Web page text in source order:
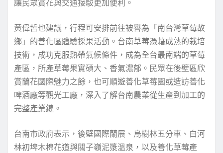
讓民眾賞花與交通接駁更加便利。
黃偉哲也建議，行程可安排前往被譽為「南台灣草莓故
鄉」的善化區體驗採果活動。台南草莓憑藉成熟的栽培
技術，成功克服熱帶氣候條件，成為全台最南端的草莓
產區，所產草莓果實碩大、香氣濃郁。民眾在後壁區欣
賞蘭花國際魅力之餘，也可順遊善化草莓園或造訪善化
啤酒廠等觀光工廠，深入了解台南農業從生產到加工的
完整產業鏈。
台南市政府表示，後壁國際蘭展、烏樹林五分車、白河
林初埤木棉花道與關子嶺泥漿溫泉，以及善化草莓產